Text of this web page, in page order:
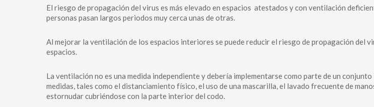
El riesgo de propagación del virus es más elevado en espacios atestados y con ventilación
personas pasan largos periodos muy cerca unas de otras.
Al mejorar la ventilación de los espacios interiores se puede reducir el riesgo de propagación del
espacios.
La ventilación no es una medida independiente y debería implementarse como parte de un
medidas, tales como el distanciamiento físico, el uso de una mascarilla, el lavado frecuente de
estornudar cubriéndose con la parte interior del codo.